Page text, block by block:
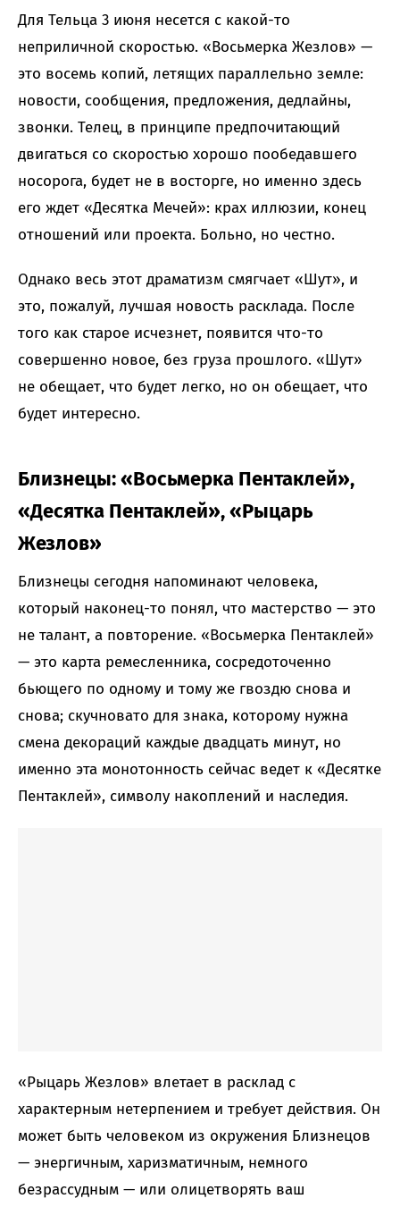
Для Тельца 3 июня несется с какой-то
неприличной скоростью. «Восьмерка Жезлов» —
это восемь копий, летящих параллельно земле:
новости, сообщения, предложения, дедлайны,
звонки. Телец, в принципе предпочитающий
двигаться со скоростью хорошо пообедавшего
носорога, будет не в восторге, но именно здесь
его ждет «Десятка Мечей»: крах иллюзии, конец
отношений или проекта. Больно, но честно.
Однако весь этот драматизм смягчает «Шут», и
это, пожалуй, лучшая новость расклада. После
того как старое исчезнет, появится что-то
совершенно новое, без груза прошлого. «Шут»
не обещает, что будет легко, но он обещает, что
будет интересно.
Близнецы: «Восьмерка Пентаклей»,
«Десятка Пентаклей», «Рыцарь
Жезлов»
Близнецы сегодня напоминают человека,
который наконец-то понял, что мастерство — это
не талант, а повторение. «Восьмерка Пентаклей»
— это карта ремесленника, сосредоточенно
бьющего по одному и тому же гвоздю снова и
снова; скучновато для знака, которому нужна
смена декораций каждые двадцать минут, но
именно эта монотонность сейчас ведет к «Десятке
Пентаклей», символу накоплений и наследия.
«Рыцарь Жезлов» влетает в расклад с
характерным нетерпением и требует действия. Он
может быть человеком из окружения Близнецов
— энергичным, харизматичным, немного
безрассудным — или олицетворять ваш